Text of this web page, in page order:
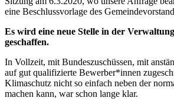
eine Beschlussvorlage des
Es wird eine neue Stelle in der
geschaffen.
In Vollzeit, mit Bundeszuschüssen, mit
auf gut qualifizierte Bewerber*innen
Klimaschutz nicht so einfach neben der
machen kann, war schon lange klar.